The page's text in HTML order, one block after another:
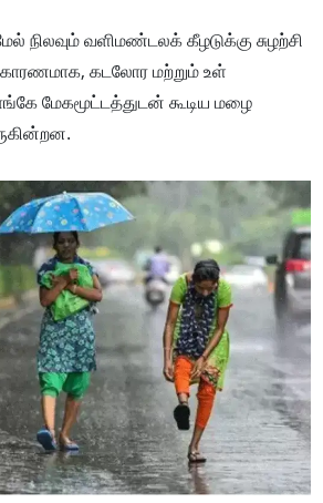
நிலவும் வளிமண்டலக் கீழடுக்கு சுழற்சி
கடலோர மற்றும் உள்
மேகமூட்டத்துடன் கூடிய மழை